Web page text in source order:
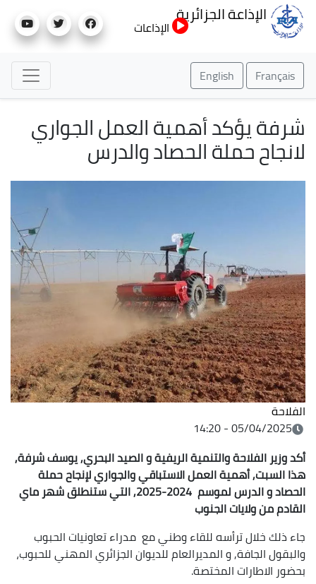
إلى
الإذاعة الجزائرية
الإذاعات
Français
English
شرفة يؤكد أهمية العمل الجواري
لانجاح حملة الحصاد والدرس
الفلاحة
05/04/2025 - 14:20
أكد وزير الفلاحة والتنمية الريفية و الصيد البحري, يوسف شرفة,
هذا السبت, أهمية العمل الاستباقي والجواري لإنجاح حملة
الحصاد و الدرس لموسم 2024-2025, التي ستنطلق شهر ماي
القادم من ولايات الجنوب
جاء ذلك خلال ترأسه للقاء وطني مع مدراء تعاونيات الحبوب
والبقول الجافة, و المديرالعام للديوان الجزائري المهني للحبوب،
بحضور الاطارات المختصة.